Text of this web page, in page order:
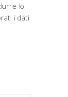
lo
i dati